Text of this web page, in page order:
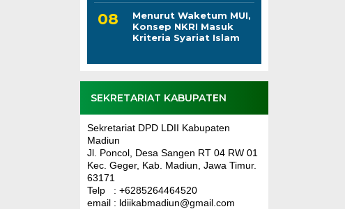
Menurut Waketum MUI,
Konsep NKRI Masuk
Kriteria Syariat Islam
SEKRETARIAT KABUPATEN
Sekretariat DPD LDII Kabupaten
Madiun
Jl. Poncol, Desa Sangen RT 04 RW 01
Kec. Geger, Kab. Madiun, Jawa Timur.
63171
Telp : +6285264464520
email : ldiikabmadiun@gmail.com